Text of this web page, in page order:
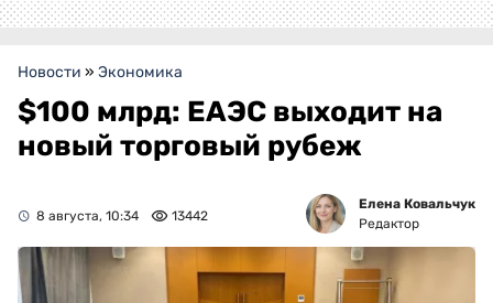
Новости » Экономика
$100 млрд: ЕАЭС выходит на
новый торговый рубеж
8 августа, 10:34 13442
Елена Ковальчук
Редактор